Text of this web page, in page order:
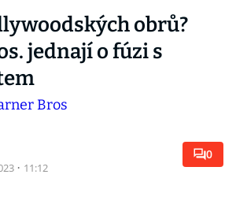
obrů?
jednají o fúzi s
· 11:12
0